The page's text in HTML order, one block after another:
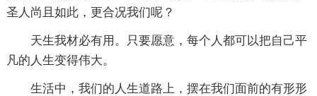
圣人尚且如此，更合况我们呢？
天生我材必有用。只要愿意，每个人都可以把自己平
凡的人生变得伟大。
生活中，我们的人生道路上，摆在我们面前的有形形